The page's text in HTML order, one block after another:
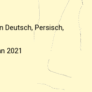
Deutsch, Persisch,
2021